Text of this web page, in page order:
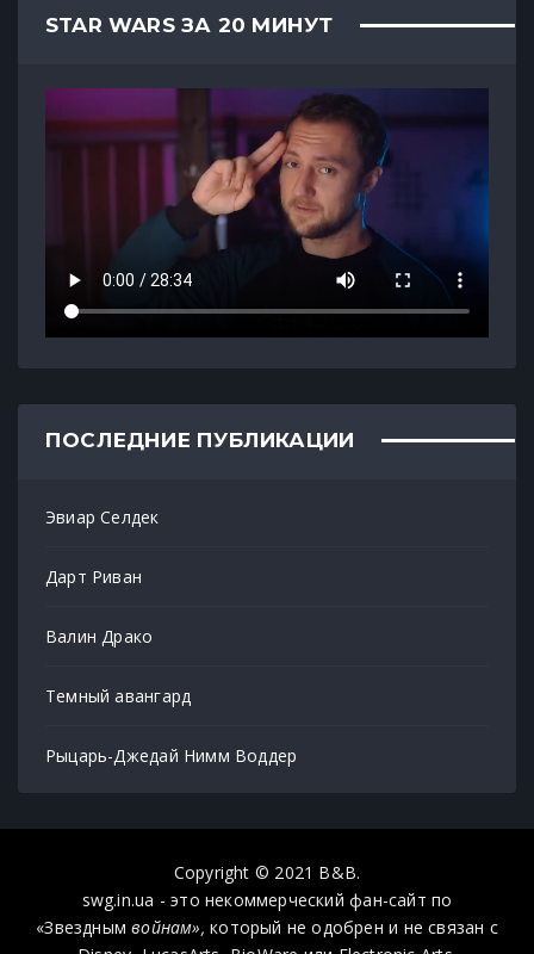
STAR WARS ЗА 20 МИНУТ
ПОСЛЕДНИЕ ПУБЛИКАЦИИ
Эвиар Селдек
Дарт Риван
Валин Драко
Темный авангард
Рыцарь-Джедай Нимм Воддер
Copyright © 2021 B&B.
swg.in.ua - это некоммерческий фан-сайт по
«Звезднымвойнам», который не одобрен и не связан с